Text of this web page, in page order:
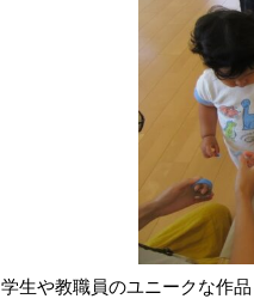
学生や教職員のユニークな作品